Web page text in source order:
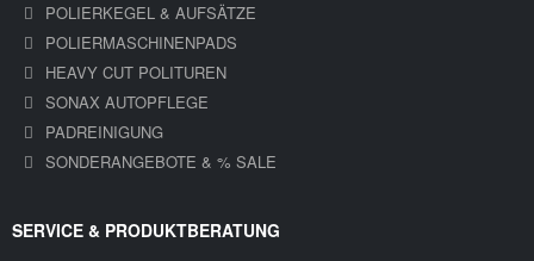
POLIERKEGEL & AUFSÄTZE
POLIERMASCHINENPADS
HEAVY CUT POLITUREN
SONAX AUTOPFLEGE
PADREINIGUNG
SONDERANGEBOTE & % SALE
SERVICE & PRODUKTBERATUNG